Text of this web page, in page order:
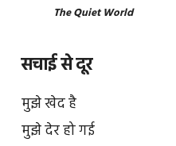
The Quiet World
सचाई से दूर
मुझे खेद है
मुझे देर हो गई